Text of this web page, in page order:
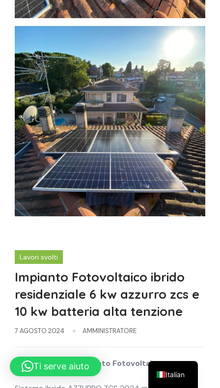
Lavori svolti
Impianto Fotovoltaico ibrido
residenziale 6 kw azzurro zcs e
10 kw batteria alta tenzione
7 AGOSTO 2024 AMMINISTRATORE
Installazione di impianto Fotovoltaico
Ti serve aiuto
Italian